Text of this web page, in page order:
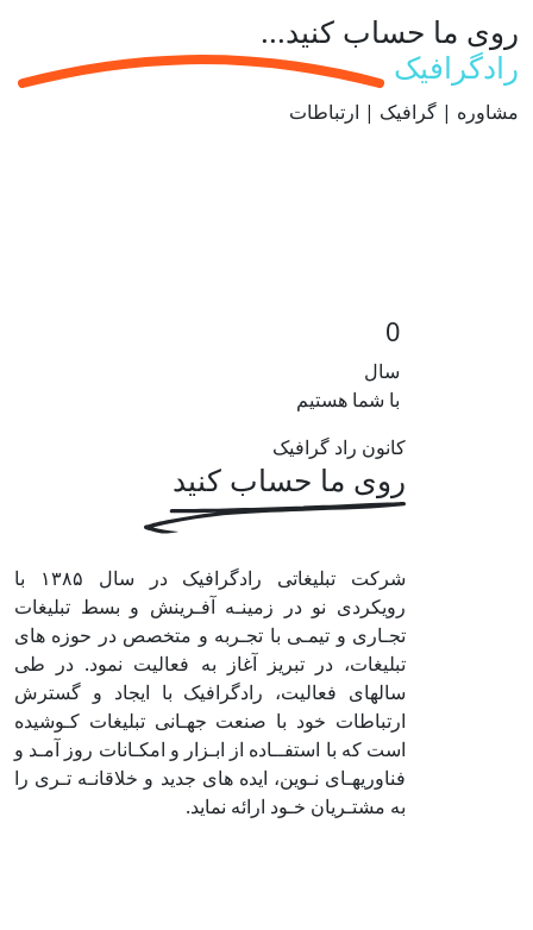
روی ما حساب کنید...
رادگرافیک
مشاوره | گرافیک | ارتباطات
0
سال
با شما هستیم
کانون راد گرافیک
روی ما حساب کنید
شرکت تبلیغاتی رادگرافیک در سال ۱۳۸۵ با
رویکردی نو در زمینـه آفـرینش و بسط تبلیغات
تجـاری و تیمـی با تجـربه و متخصص در حوزه های
تبلیغات، در تبریز آغاز به فعالیت نمود. در طی
سالهای فعالیت، رادگرافیک با ایجاد و گسترش
ارتباطات خود با صنعت جهـانی تبلیغات کـوشیده
است که با استفــاده از ابـزار و امکـانات روز آمـد و
فناوریهـای نـوین، ایده های جدید و خلاقانـه تـری را
به مشتـریان خـود ارائه نماید.